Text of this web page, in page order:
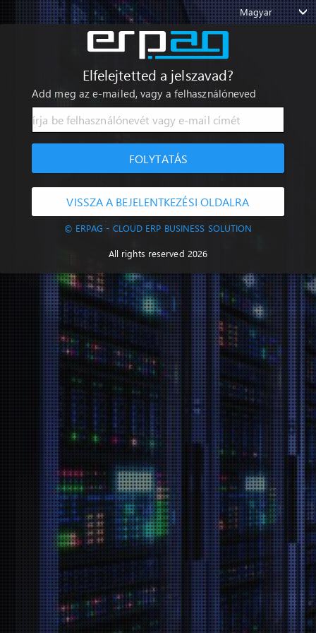
Magyar
Elfelejtetted a jelszavad?
Add meg az e-mailed, vagy a felhasználóneved
FOLYTATÁS
VISSZA A BEJELENTKEZÉSI OLDALRA
© ERPAG - CLOUD ERP BUSINESS SOLUTION
All rights reserved 2026